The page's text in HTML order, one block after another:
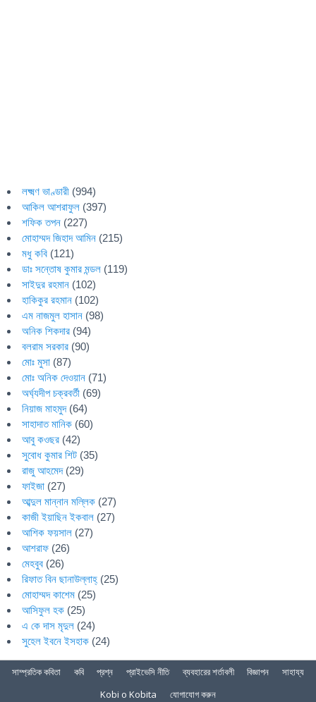
লক্ষ্মণ ভাণ্ডারী (994)
আকিল আশরাফুল (397)
শফিক তপন (227)
মোহাম্মদ জিহাদ আমিন (215)
মধু কবি (121)
ডাঃ সন্তোষ কুমার মন্ডল (119)
সাইদুর রহমান (102)
হাকিকুর রহমান (102)
এম নাজমুল হাসান (98)
অনিক শিকদার (94)
বলরাম সরকার (90)
মোঃ মুসা (87)
মোঃ অনিক দেওয়ান (71)
অর্ঘ্যদীপ চক্রবর্তী (69)
নিয়াজ মাহমুদ(64)
সাহাদাত মানিক (60)
আবু কওছর (42)
সুবোধ কুমার শিট (35)
রাজু আহমেদ(29)
ফাইজা (27)
আব্দুল মান্নান মল্লিক (27)
কাজী ইয়াছিন ইকবাল (27)
আশিক ফয়সাল (27)
আশরাফ (26)
মেহবুব (26)
রিফাত বিন ছানাউল্লাহ্ (25)
মোহাম্মদ কাশেম (25)
আসিফুল হক (25)
এ কে দাস মৃদুল (24)
সুহেল ইবনে ইসহাক (24)
সাম্প্রতিক কবিতা কবি প্রশ্ন প্রাইভেসি নীতি ব্যবহারের শর্তাবলী বিজ্ঞাপন
সাহায্য
Kobi o Kobita
যোগাযোগ করুন